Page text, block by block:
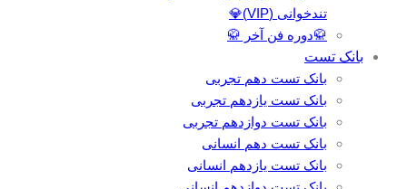
تندخوانی (VIP)💎
🥋دوره فن آخر 🥋
بانک تست
بانک تست دهم تجربی
بانک تست یازدهم تجربی
بانک تست دوازدهم تجربی
بانک تست دهم انسانی
بانک تست یازدهم انسانی